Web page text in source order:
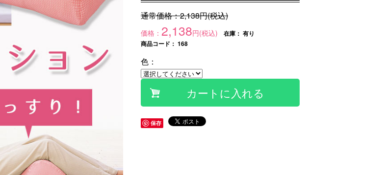
通常価格：2,138円(税込)
価格： 2,138円(税込) 在庫： 有り
商品コード： 168
色：
カートに入れる
保存